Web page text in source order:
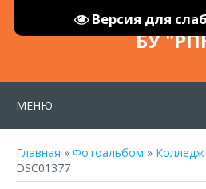
Версия для
БУ
МЕНЮ
Главная » Фотоальбом » Колледж
DSC01377